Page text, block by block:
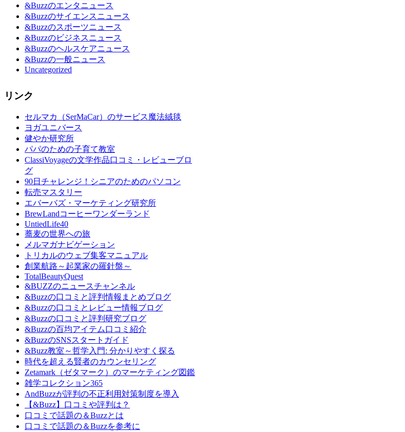
&Buzzのエンタニュース
&Buzzのサイエンスニュース
&Buzzのスポーツニュース
&Buzzのビジネスニュース
&Buzzのヘルスケアニュース
&Buzzの一般ニュース
Uncategorized
リンク
セルマカ（SerMaCar）のサービス魔法絨毯
ヨガユニバース
健やか研究所
パパのための子育て教室
ClassiVoyageの文学作品口コミ・レビューブロ
グ
90日チャレンジ！シニアのためのパソコン
転売マスタリー
エバーバズ・マーケティング研究所
BrewLandコーヒーワンダーランド
UntiedLife40
蕎麦の世界への旅
メルマガナビゲーション
トリカルのウェブ集客マニュアル
創業航路～起業家の羅針盤～
TotalBeautyQuest
&BUZZのニュースチャンネル
&Buzzの口コミと評判情報まとめブログ
&Buzzの口コミとレビュー情報ブログ
&Buzzの口コミと評判研究ブログ
&Buzzの百均アイテム口コミ紹介
&BuzzのSNSスタートガイド
&Buzz教室～哲学入門: 分かりやすく探る
時代を超える賢者のカウンセリング
Zetamark（ゼタマーク）のマーケティング図鑑
雑学コレクション365
AndBuzzが評判の不正利用対策制度を導入
【&Buzz】口コミや評判は？
口コミで話題の＆Buzzとは
口コミで話題の＆Buzzを参考に